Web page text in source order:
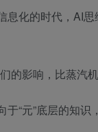
息化的时代，AI
的影响，比蒸汽
于“元”底层的知